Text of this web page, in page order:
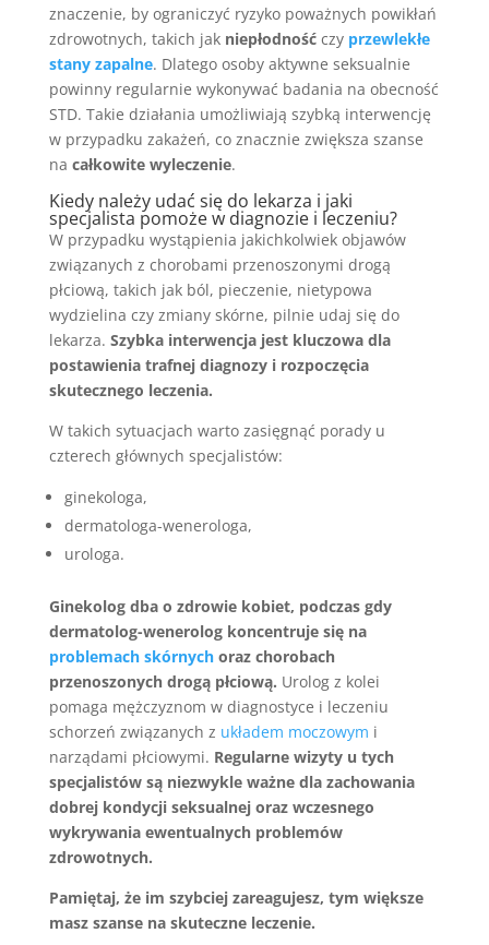
znaczenie, by ograniczyć ryzyko poważnych powikłań
zdrowotnych, takich jak niepłodnośćczy przewlekłe
stany zapalne. Dlatego osoby aktywne seksualnie
powinny regularnie wykonywać badania na obecność
STD. Takie działania umożliwiają szybką interwencję
w przypadku zakażeń, co znacznie zwiększa szanse
na całkowite wyleczenie.
Kiedy należy udać się do lekarza i jaki
specjalista pomoże w diagnozie i leczeniu?
W przypadku wystąpienia jakichkolwiek objawów
związanych z chorobami przenoszonymi drogą
płciową, takich jak ból, pieczenie, nietypowa
wydzielina czy zmiany skórne, pilnie udaj się do
lekarza. Szybka interwencja jest kluczowa dla
postawienia trafnej diagnozy i rozpoczęcia
skutecznego leczenia.
W takich sytuacjach warto zasięgnąć porady u
czterech głównych specjalistów:
ginekologa,
dermatologa-wenerologa,
urologa.
Ginekolog dba o zdrowie kobiet, podczas gdy
dermatolog-wenerolog koncentruje się na
problemach skórnychoraz chorobach
przenoszonych drogą płciową. Urolog z kolei
pomaga mężczyznom w diagnostyce i leczeniu
schorzeń związanych z układem moczowym i
narządami płciowymi. Regularne wizyty u tych
specjalistów są niezwykle ważne dla zachowania
dobrej kondycji seksualnej oraz wczesnego
wykrywania ewentualnych problemów
zdrowotnych.
Pamiętaj, że im szybciej zareagujesz, tym większe
masz szanse na skuteczne leczenie.